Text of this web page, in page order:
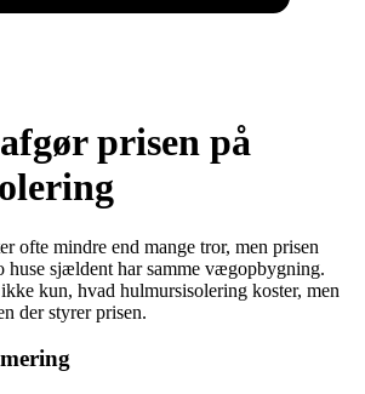
prisen på
ofte mindre end mange tror, men prisen
huse sjældent har samme vægopbygning.
kun, hvad hulmursisolering koster, men
der styrer prisen.